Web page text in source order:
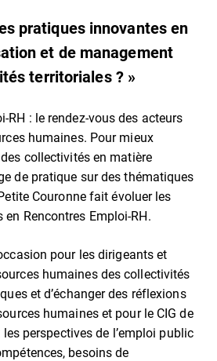
pratiques innovantes en
et de management
territoriales ? »
RH : le rendez-vous des acteurs
humaines. Pour mieux
collectivités en matière
de pratique sur des thématiques
Couronne fait évoluer les
Rencontres Emploi-RH.
pour les dirigeants et
humaines des collectivités
et d’échanger des réflexions
humaines et pour le CIG de
perspectives de l’emploi public
besoins de